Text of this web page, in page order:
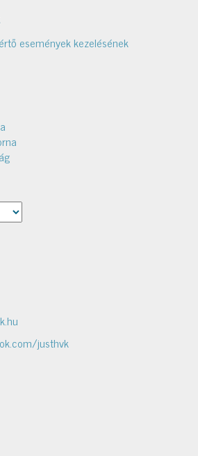
események kezelésének
justhvk